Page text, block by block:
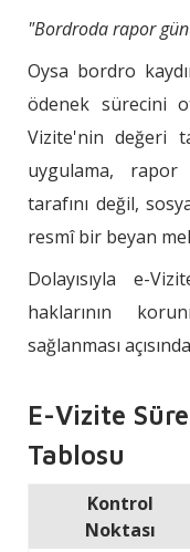
"Bordroda rapor
Oysa bordro
ödenek sürecini
Vizite'nin değeri
uygulama, rapor
tarafını değil,
resmî bir beyan
Dolayısıyla e-
haklarının
sağlanması
E-Vizite
Tablosu
Kontrol
Noktası